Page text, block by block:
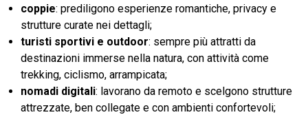
coppie: prediligono esperienze romantiche, privacy e
strutture curate nei dettagli;
turisti sportivi e outdoor: sempre più attratti da
destinazioni immerse nella natura, con attività come
trekking, ciclismo, arrampicata;
nomadi digitali: lavorano da remoto e scelgono strutture
attrezzate, ben collegate e con ambienti confortevoli;